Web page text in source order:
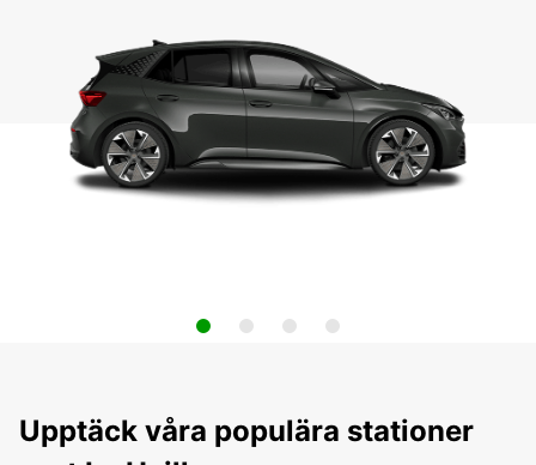
Upptäck våra populära stationer